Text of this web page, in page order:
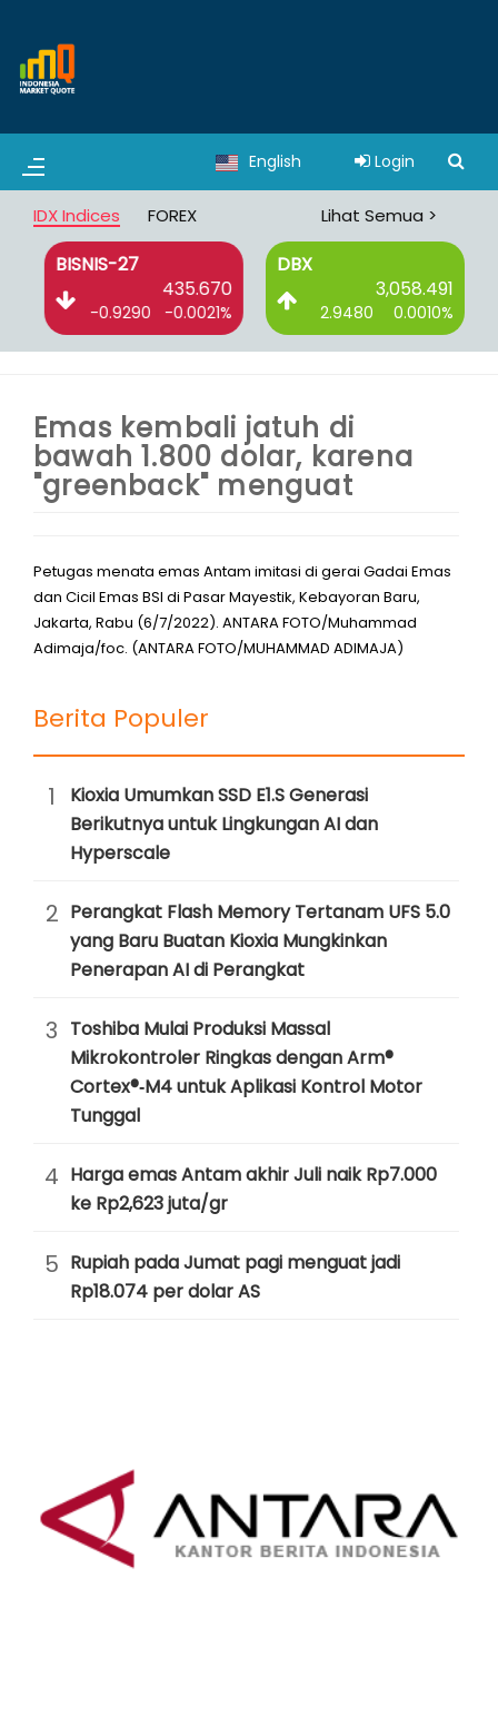
English Login
IDX Indices FOREX Lihat Semua >
BISNIS-27
435.670
-0.9290 -0.0021%
DBX
3,058.491
2.9480 0.0010%
Emas kembali jatuh di
bawah 1.800 dolar, karena
"greenback" menguat
Petugas menata emas Antam imitasi di gerai Gadai Emas
dan Cicil Emas BSI di Pasar Mayestik, Kebayoran Baru,
Jakarta, Rabu (6/7/2022). ANTARA FOTO/Muhammad
Adimaja/foc. (ANTARA FOTO/MUHAMMAD ADIMAJA)
Berita Populer
1
Kioxia Umumkan SSD E1.S Generasi
Berikutnya untuk Lingkungan AI dan
Hyperscale
2 Perangkat Flash Memory Tertanam UFS 5.0
yang Baru Buatan Kioxia Mungkinkan
Penerapan AI di Perangkat
3 Toshiba Mulai Produksi Massal
Mikrokontroler Ringkas dengan Arm®
Cortex®‑M4 untuk Aplikasi Kontrol Motor
Tunggal
4 Harga emas Antam akhir Juli naik Rp7.000
ke Rp2,623 juta/gr
5 Rupiah pada Jumat pagi menguat jadi
Rp18.074 per dolar AS